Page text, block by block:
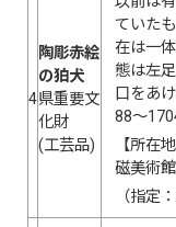
4
陶彫赤絵
の狛犬
県重要文
化財
(工芸品)
ていた
在は一
態は左
口をあ
88〜
【所在
磁美術館
（指定